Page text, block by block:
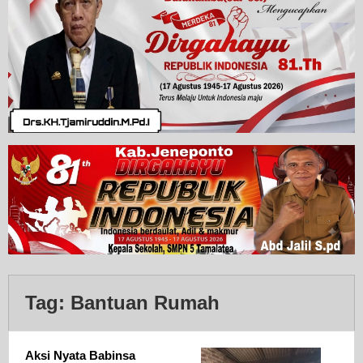
Tag: Bantuan Rumah
Aksi Nyata Babinsa